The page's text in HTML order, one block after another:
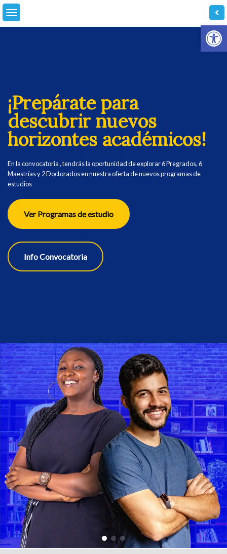
Skip
content
¡Prepárate para
descubrir nuevos
horizontes académicos!
En la convocatoria , tendrás la oportunidad de explorar 6 Pregrados, 6
Maestrías y 2 Doctorados en nuestra oferta de nuevos programas de
estudios
Ver Programas de estudio
Info Convocatoria